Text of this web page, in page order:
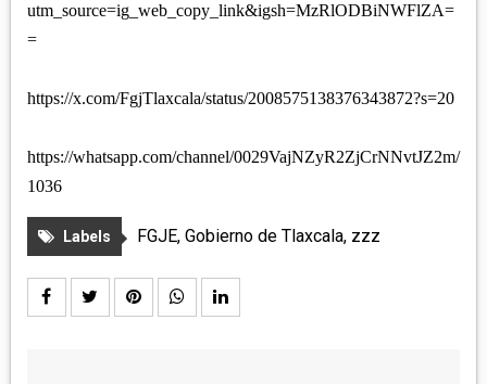
utm_source=ig_web_copy_link&igsh=MzRlODBiNWFlZA=
=
https://x.com/FgjTlaxcala/status/2008575138376343872?s=20
https://whatsapp.com/channel/0029VajNZyR2ZjCrNNvtJZ2m/
1036
Labels FGJE, Gobierno de Tlaxcala, zzz